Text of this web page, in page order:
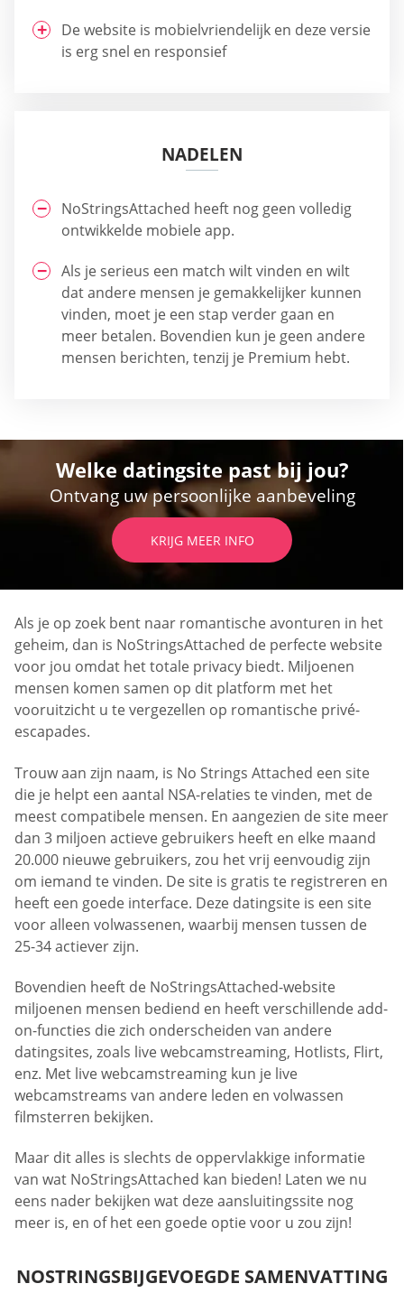
De website is mobielvriendelijk en deze versie
is erg snel en responsief
NADELEN
NoStringsAttached heeft nog geen volledig
ontwikkelde mobiele app.
Als je serieus een match wilt vinden en wilt
dat andere mensen je gemakkelijker kunnen
vinden, moet je een stap verder gaan en
meer betalen. Bovendien kun je geen andere
mensen berichten, tenzij je Premium hebt.
Welke datingsite past bij jou?
Ontvang uw persoonlijke aanbeveling
KRIJG MEER INFO
Als je op zoek bent naar romantische avonturen in het
geheim, dan is NoStringsAttached de perfecte website
voor jou omdat het totale privacy biedt. Miljoenen
mensen komen samen op dit platform met het
vooruitzicht u te vergezellen op romantische privé-
escapades.
Trouw aan zijn naam, is No Strings Attached een site
die je helpt een aantal NSA-relaties te vinden, met de
meest compatibele mensen. En aangezien de site meer
dan 3 miljoen actieve gebruikers heeft en elke maand
20.000 nieuwe gebruikers, zou het vrij eenvoudig zijn
om iemand te vinden. De site is gratis te registreren en
heeft een goede interface. Deze datingsite is een site
voor alleen volwassenen, waarbij mensen tussen de
25-34 actiever zijn.
Bovendien heeft de NoStringsAttached-website
miljoenen mensen bediend en heeft verschillende add-
on-functies die zich onderscheiden van andere
datingsites, zoals live webcamstreaming, Hotlists, Flirt,
enz. Met live webcamstreaming kun je live
webcamstreams van andere leden en volwassen
filmsterren bekijken.
Maar dit alles is slechts de oppervlakkige informatie
van wat NoStringsAttached kan bieden! Laten we nu
eens nader bekijken wat deze aansluitingssite nog
meer is, en of het een goede optie voor u zou zijn!
NOSTRINGSBIJGEVOEGDE SAMENVATTING